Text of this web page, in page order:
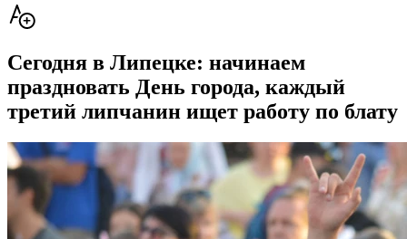
Сегодня в Липецке: начинаем
праздновать День города, каждый
третий липчанин ищет работу по блату